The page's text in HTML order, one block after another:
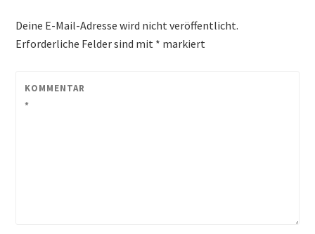
Deine E-Mail-Adresse wird nicht veröffentlicht.
Erforderliche Felder sind mit * markiert
KOMMENTAR
*